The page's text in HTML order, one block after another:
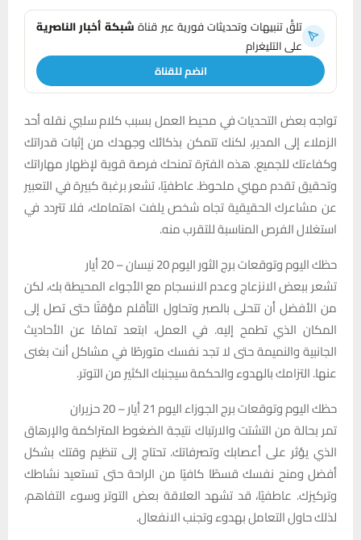
تلقَّ تنبيهات وتحديثات فورية عبر قناةشبكة أخبار الناصرية
على التليغرام
انضم للقناة
تواجه بعض التحديات في محيط العمل بسبب كلام سلبي نقله أحد
الزملاء إلى المدير، لكنك تتمكن بذكائك وجهدك من إثبات قدراتك
وكفاءتك للجميع. هذه الفترة تمنحك فرصة قوية لإظهار مهاراتك
وتحقيق تقدم مهني ملحوظ. عاطفيًا، تشعر برغبة كبيرة في التعبير
عن مشاعرك الحقيقية تجاه شخص يلفت اهتمامك، فلا تتردد في
استغلال الفرص المناسبة للتقرب منه.
حظك اليوم وتوقعات برج الثور اليوم 20 نيسان – 20 أيار
تشعر ببعض الانزعاج وعدم الانسجام مع الأجواء المحيطة بك، لكن
من الأفضل أن تتحلى بالصبر وتحاول التأقلم مؤقتًا حتى تصل إلى
المكان الذي تطمح إليه. في العمل، ابتعد تمامًا عن الأحاديث
الجانبية والنميمة حتى لا تجد نفسك متورطًا في مشاكل أنت بغنى
عنها. التزامك بالهدوء والحكمة سيجنبك الكثير من التوتر.
حظك اليوم وتوقعات برج الجوزاء اليوم 21 أيار – 20 حزيران
تمر بحالة من التشتت والارتباك نتيجة الضغوط المتراكمة والإرهاق
الذي يؤثر على أعصابك وتصرفاتك. تحتاج إلى تنظيم وقتك بشكل
أفضل ومنح نفسك قسطًا كافيًا من الراحة حتى تستعيد نشاطك
وتركيزك. عاطفيًا، قد تشهد العلاقة بعض التوتر وسوء التفاهم،
لذلك حاول التعامل بهدوء وتجنب الانفعال.